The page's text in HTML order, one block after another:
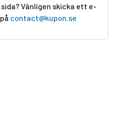
Vänligen skicka ett e-
contact@kupon.se